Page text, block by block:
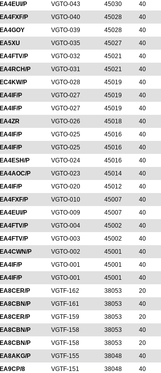
EA4EUI/P
VGTO-043 45030 40
EA4FXF/P
VGTO-040 45028 40
EA4GOY
VGTO-039 45028 40
EA5XU
VGTO-035 45027 40
EA4FTV/P
VGTO-032 45021 40
EA4RCH/P
VGTO-031 45021 40
EC4KW/P
VGTO-028 45019 40
EA4IF/P
VGTO-027 45019 40
EA4IF/P
VGTO-027 45019 40
EA4ZR
VGTO-026 45018 40
EA4IF/P
VGTO-025 45016 40
EA4IF/P
VGTO-025 45016 40
EA4ESH/P
VGTO-024 45016 40
EA4AOC/P
VGTO-023 45014 40
EA4IF/P
VGTO-020 45012 40
EA4FXF/P
VGTO-010 45007 40
EA4EUI/P
VGTO-009 45007 40
EA4FTV/P
VGTO-004 45002 40
EA4FTV/P
VGTO-003 45002 40
EA4CWN/P
VGTO-002 45001 40
EA4IF/P
VGTO-001 45001 40
EA4IF/P
VGTO-001 45001 40
EA8CER/P
VGTF-162 38053 20
EA8CBN/P
VGTF-161 38053 40
EA8CER/P
VGTF-159 38053 20
EA8CBN/P
VGTF-158 38053 40
EA8CBN/P
VGTF-158 38053 20
EA8AKG/P
VGTF-155 38048 40
EA9CP/8
VGTF-151 38048 40